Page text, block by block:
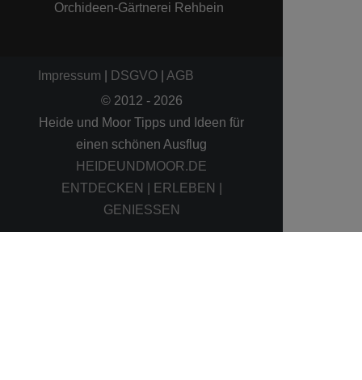
Orchideen-Gärtnerei Rehbein
Impressum DSGVO
AGB
© 2012 - 2026
Heide und Moor Tipps und Ideen für
einen schönen Ausflug
HEIDEUNDMOOR.DE
ENTDECKEN | ERLEBEN |
GENIESSEN